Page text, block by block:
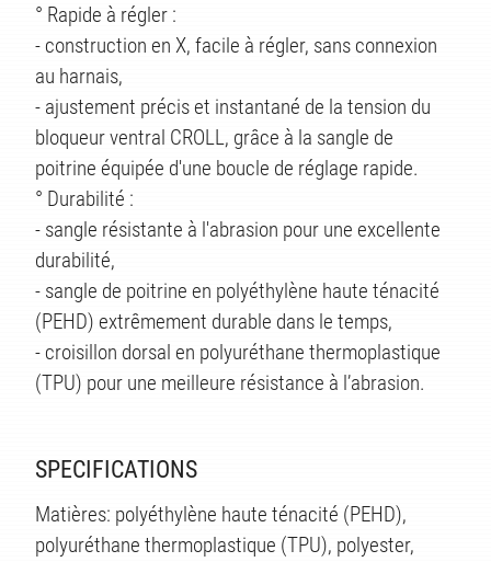
° Rapide à régler :
- construction en X, facile à régler, sans connexion
au harnais,
- ajustement précis et instantané de la tension du
bloqueur ventral CROLL, grâce à la sangle de
poitrine équipée d'une boucle de réglage rapide.
° Durabilité :
- sangle résistante à l'abrasion pour une excellente
durabilité,
- sangle de poitrine en polyéthylène haute ténacité
(PEHD) extrêmement durable dans le temps,
- croisillon dorsal en polyuréthane thermoplastique
(TPU) pour une meilleure résistance à l’abrasion.
SPECIFICATIONS
Matières: polyéthylène haute ténacité (PEHD),
polyuréthane thermoplastique (TPU), polyester,